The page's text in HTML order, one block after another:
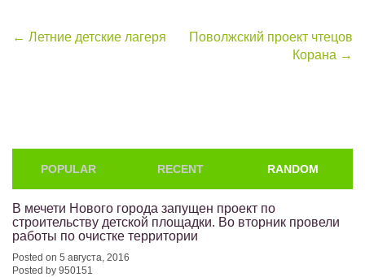
Post
← Летние детские лагеря
Поволжский проект чтецов
Корана →
POPULAR RECENT RANDOM
В мечети Нового города запущен проект по
строительству детской площадки. Во вторник провели
работы по очистке территории
Posted on 5 августа, 2016
Posted by 950151